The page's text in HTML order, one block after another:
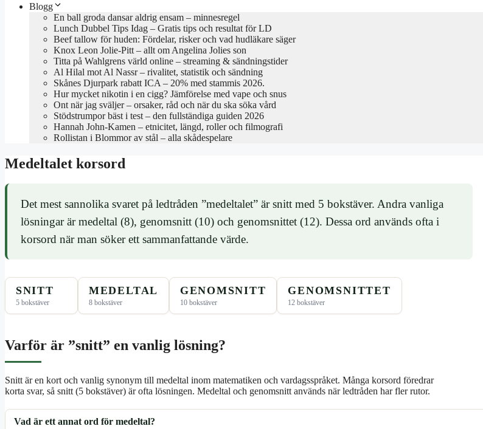
Blogg
En ball groda dansar aldrig ensam – minnesregel
Lunch Dubbel Tips Idag – Gratis tips och resultat för LD
Beef tallow för huden: Fördelar, risker och vad hudläkare säger
Knox Leon Jolie-Pitt – allt om Angelina Jolies son
Titta på Wahlgrens värld online – streaming & sändningstider
Al Hilal mot Al Nassr – rivalitet, statistik och sändning
Skånes Djurpark rabatt ICA – 20% med stammis 2026.
Hur mycket nikotin i en cigg? Jämförelse med vape och snus
Ont när jag sväljer – orsaker, råd och när du ska söka vård
Stödstrumpor bäst i test – den fullständiga guiden 2026
Hannah John-Kamen – etnicitet, längd, roller och filmografi
Rollistan i Blommor av stål – alla skådespelare
Medeltalet korsord
Det mest sannolika svaret på ledtråden ”medeltalet” är snitt med 5 bokstäver. Andra vanliga
lösningar är medeltal (8), genomsnitt (10) och genomsnittet (12). Dessa ord används ofta i
korsord när man söker ett sammanfattande värde.
SNITT
5 bokstäver
MEDELTAL
8 bokstäver
GENOMSNITT
10 bokstäver
GENOMSNITTET
12 bokstäver
Varför är ”snitt” en vanlig lösning?
Snitt är en kort och vanlig synonym till medeltal inom matematiken och vardagsspråket. Många korsord föredrar
korta svar, så snitt (5 bokstäver) är ofta lösningen. Medeltal och genomsnitt används när ledtråden har fler rutor.
Vad är ett annat ord för medeltal?